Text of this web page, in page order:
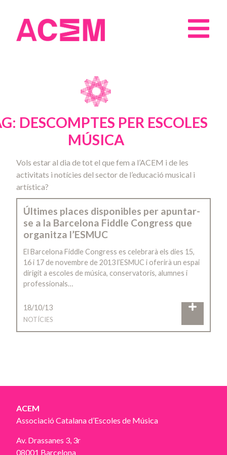
DESCOMPTES PER ESCOLES
MÚSICA
Vols estar al dia de tot el que fem a l’ACEM i de les
activitats i notícies del sector de l’educació musical i
artística?
Últimes places disponibles per apuntar-
se a la Barcelona Fiddle Congress que
organitza l’ESMUC
El Barcelona Fiddle Congress es celebrarà els dies 15,
16 i 17 de novembre de 2013 l’ESMUC i oferirà un espai
dirigit a escoles de música, conservatoris, alumnes i
professionals…
18/10/13
NOTÍCIES
ACEM
Associació Catalana d’Escoles de Música
Av. Drassanes 3, 3r
08001 Barcelona